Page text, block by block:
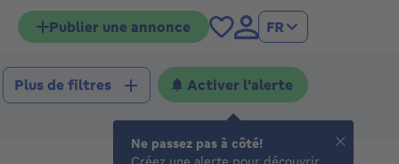
Publier une annonce FR
Plus de filtres Activer l'alerte
Ne passez pas à côté!